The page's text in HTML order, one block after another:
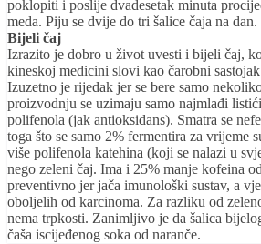
poklopiti i poslije dvadesetak minuta
meda. Piju se dvije do tri šalice čaja na dan.
Bijeli čaj
Izrazito je dobro u život uvesti i bijeli čaj,
kineskoj medicini slovi kao čarobni
Izuzetno je rijedak jer se bere samo
proizvodnju se uzimaju samo najmlađi
polifenola (jak antioksidans). Smatra se
toga što se samo 2% fermentira za vrijeme
više polifenola katehina (koji se nalazi u
nego zeleni čaj. Ima i 25% manje kofeina
preventivno jer jača imunološki sustav, a
oboljelih od karcinoma. Za razliku od
nema trpkosti. Zanimljivo je da šalica
čaša iscijeđenog soka od naranče.